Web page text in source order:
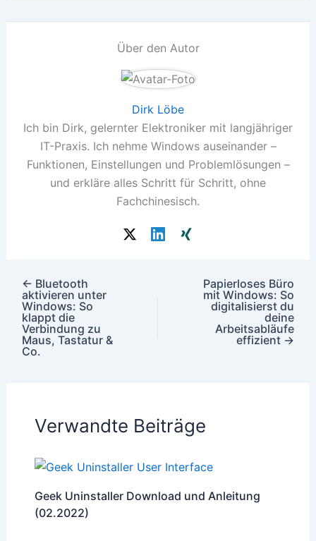
Über den Autor
Dirk Löbe
Ich bin Dirk, gelernter Elektroniker mit langjähriger
IT-Praxis. Ich nehme Windows auseinander –
Funktionen, Einstellungen und Problemlösungen –
und erkläre alles Schritt für Schritt, ohne
Fachchinesisch.
← Bluetooth
aktivieren unter
Windows: So
klappt die
Verbindung zu
Maus, Tastatur &
Co.
Papierloses Büro
mit Windows: So
digitalisierst du
deine
Arbeitsabläufe
effizient →
Verwandte Beiträge
Geek Uninstaller Download und Anleitung
(02.2022)